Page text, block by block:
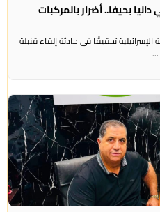
بحيفا.. أضرار بالمركبات
تحقيقًا في حادثة إلقاء قنبلة